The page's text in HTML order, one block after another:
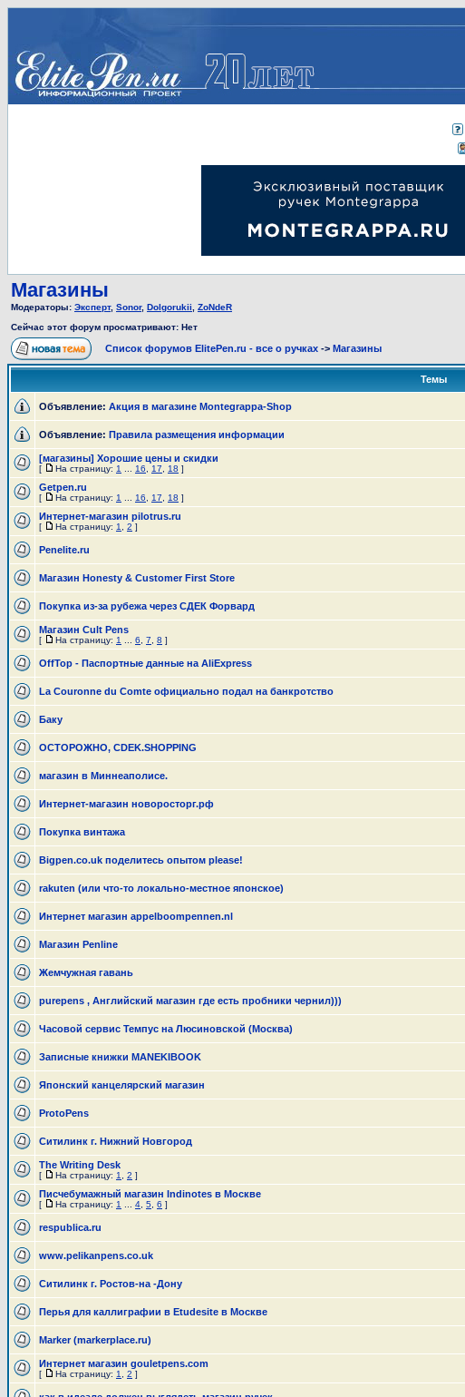
Магазины
Модераторы: Эксперт, Sonor, Dolgorukii
ZoNdeR
Сейчас этот форум просматривают: Нет
Список форумов ElitePen.ru - все о ручках -> Магазины
Темы
Объявление: Акция в магазине Montegrappa-Shop
Объявление: Правила размещения информации
[магазины] Хорошие цены и скидки
[ На страницу: 1 16 17 18 ]
Getpen.ru
[ На страницу: 1 16 17 18 ]
Интернет-магазин pilotrus.ru
[ На страницу: 1 2 ]
Penelite.ru
Магазин Honesty & Customer First Store
Покупка из-за рубежа через СДЕК Форвард
Магазин Cult Pens
[ На страницу: 1 6 7 8 ]
OffTop - Паспортные данные на AliExpress
La Couronne du Comte официально подал на банкротство
Баку
ОСТОРОЖНО, CDEK.SHOPPING
магазин в Миннеаполисе.
Интернет-магазин новоросторг.рф
Покупка винтажа
Bigpen.co.uk поделитесь опытом please!
rakuten (или что-то локально-местное японское)
Интернет магазин appelboompennen.nl
Магазин Penline
Жемчужная гавань
purepens , Английский магазин где есть пробники чернил)))
Часовой сервис Темпус на Люсиновской (Москва)
Записные книжки MANEKIBOOK
Японский канцелярский магазин
ProtoPens
Ситилинк г. Нижний Новгород
The Writing Desk
[ На страницу: 1 2 ]
Писчебумажный магазин Indinotes в Москве
[ На страницу: 1 4 5 6 ]
respublica.ru
www.pelikanpens.co.uk
Ситилинк г. Ростов-на -Дону
Перья для каллиграфии в Etudesite в Москве
Marker (markerplace.ru)
Интернет магазин gouletpens.com
[ На страницу: 1 2 ]